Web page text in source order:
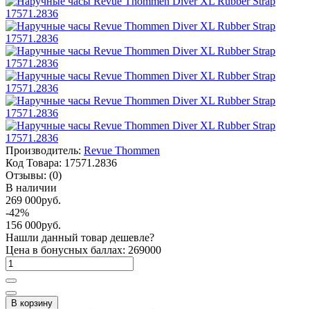
Производитель: Revue Thommen
Код Товара: 17571.2836
Отзывы: (0)
В наличии
269 000руб.
-42%
156 000руб.
Нашли данный товар дешевле?
Цена в бонусных баллах: 269000
В корзину